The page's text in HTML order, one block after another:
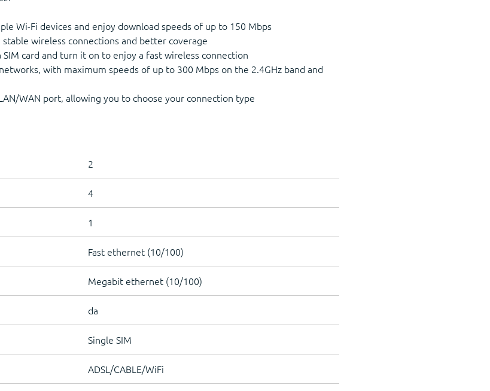
Wi-Fi devices and enjoy download speeds of up to 150 Mbps
wireless connections and better coverage
card and turn it on to enjoy a fast wireless connection
with maximum speeds of up to 300 Mbps on the 2.4GHz band and
WAN port, allowing you to choose your connection type
2
4
1
Fast ethernet (10/100)
Megabit ethernet (10/100)
da
Single SIM
ADSL/CABLE/WiFi